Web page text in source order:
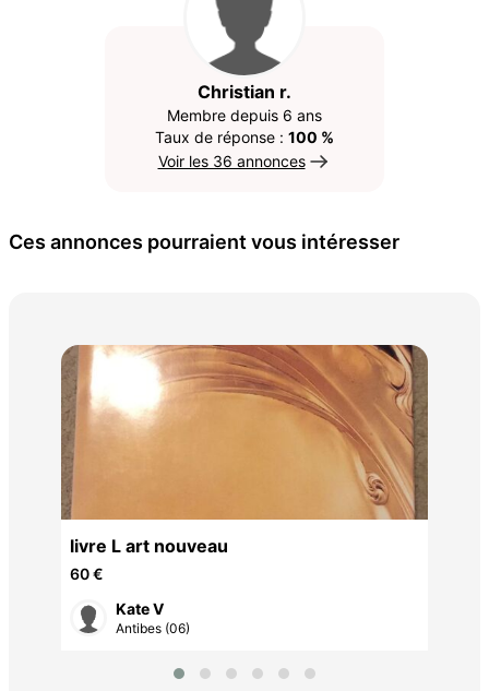
Christian r.
Membre depuis 6 ans
Taux de réponse : 100 %
Voir les 36 annonces
Ces annonces pourraient vous intéresser
livre L art nouveau
60 €
Kate V
Antibes (06)